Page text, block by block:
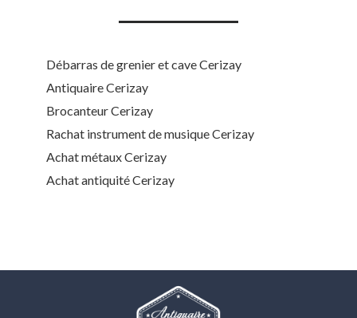
Débarras de grenier et cave Cerizay
Antiquaire Cerizay
Brocanteur Cerizay
Rachat instrument de musique Cerizay
Achat métaux Cerizay
Achat antiquité Cerizay